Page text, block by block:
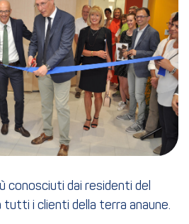
conosciuti dai residenti del
tutti i clienti della terra anaune.